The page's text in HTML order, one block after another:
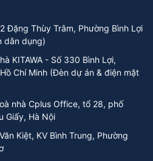
Đặng Thùy Trâm, Phường Bình Lợi
dân dụng)
KITAWA - Số 330 Bình Lợi,
Chí Minh (Đèn dự án & điện mặt
nhà Cplus Office, tổ 28, phố
Giấy, Hà Nội
Kiệt, KV Bình Trung, Phường